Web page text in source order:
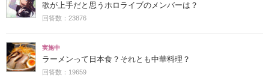
歌が上手だと思うホロライブのメンバーは？
回答数：23876
実施中
ラーメンって日本食？それとも中華料理？
回答数：19659